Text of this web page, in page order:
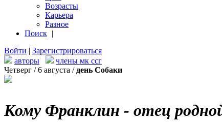
Возрасты
Карьера
Разное
Поиск |
Войти | Зарегистрироваться
авторы
члены мк ссг
Четверг / 6 августа / день Собаки
Кому Франклин - отец